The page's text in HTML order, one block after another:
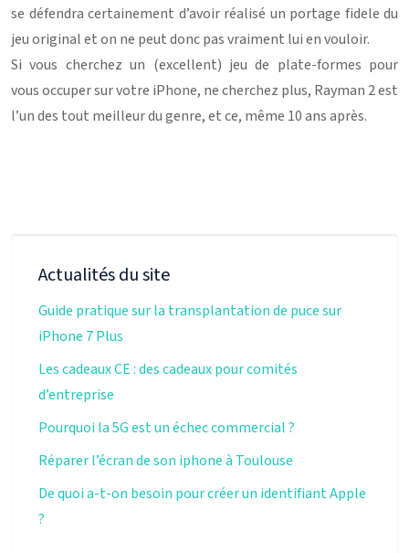
se défendra certainement d’avoir réalisé un portage fidele du
jeu original et on ne peut donc pas vraiment lui en vouloir.
Si vous cherchez un (excellent) jeu de plate-formes pour
vous occuper sur votre iPhone, ne cherchez plus, Rayman 2 est
l’un des tout meilleur du genre, et ce, même 10 ans après.
Actualités du site
Guide pratique sur la transplantation de puce sur
iPhone 7 Plus
Les cadeaux CE : des cadeaux pour comités
d’entreprise
Pourquoi la 5G est un échec commercial ?
Réparer l’écran de son iphone à Toulouse
De quoi a-t-on besoin pour créer un identifiant Apple
?